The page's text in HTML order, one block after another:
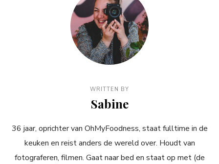
WRITTEN BY
Sabine
36 jaar, oprichter van OhMyFoodness, staat fulltime in de
keuken en reist anders de wereld over. Houdt van
fotograferen, filmen. Gaat naar bed en staat op met (de